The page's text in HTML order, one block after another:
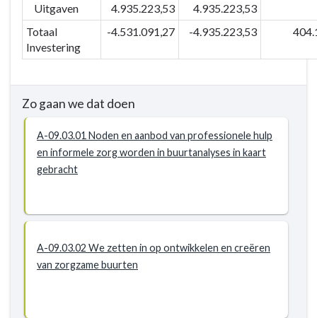
Actieplannen
09.03:
stimuleren
zorgzame
buurten
bijzondere
kwetsbare
inwoners
Uitgaven
4.935.223,53
4.935.223,53
Totaal
Investering
-4.531.091,27 -4.935.223,53
Zo gaan we dat doen
A-09.03.01 Noden en aanbod van professionele hulp
en informele zorg worden in buurtanalyses in kaart
gebracht
A-09.03.02 We zetten in op ontwikkelen en creëren
van zorgzame buurten